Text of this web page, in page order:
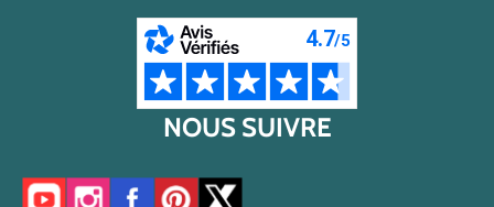
NOUS SUIVRE